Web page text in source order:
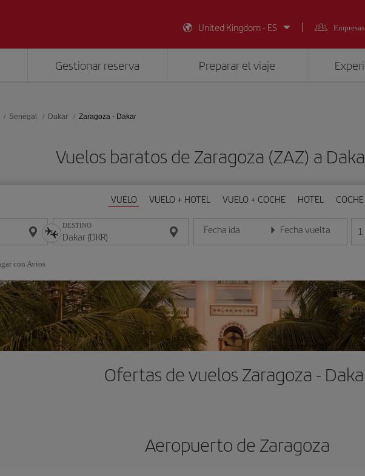
United Kingdom - ES
Empresas
Gestionar reserva Preparar el viaje
Senegal Dakar Zaragoza - Dakar
Vuelos baratos de Zaragoza (ZAZ) a
VUELO VUELO + HOTEL VUELO + COCHE HOTEL COCHE
DESTINO Fecha ida
Introduce la fecha en formato día/mes/año
Fecha vuelta
Introduce la fecha en 1
con Avios
Ofertas de vuelos Zaragoza -
Aeropuerto de Zaragoza